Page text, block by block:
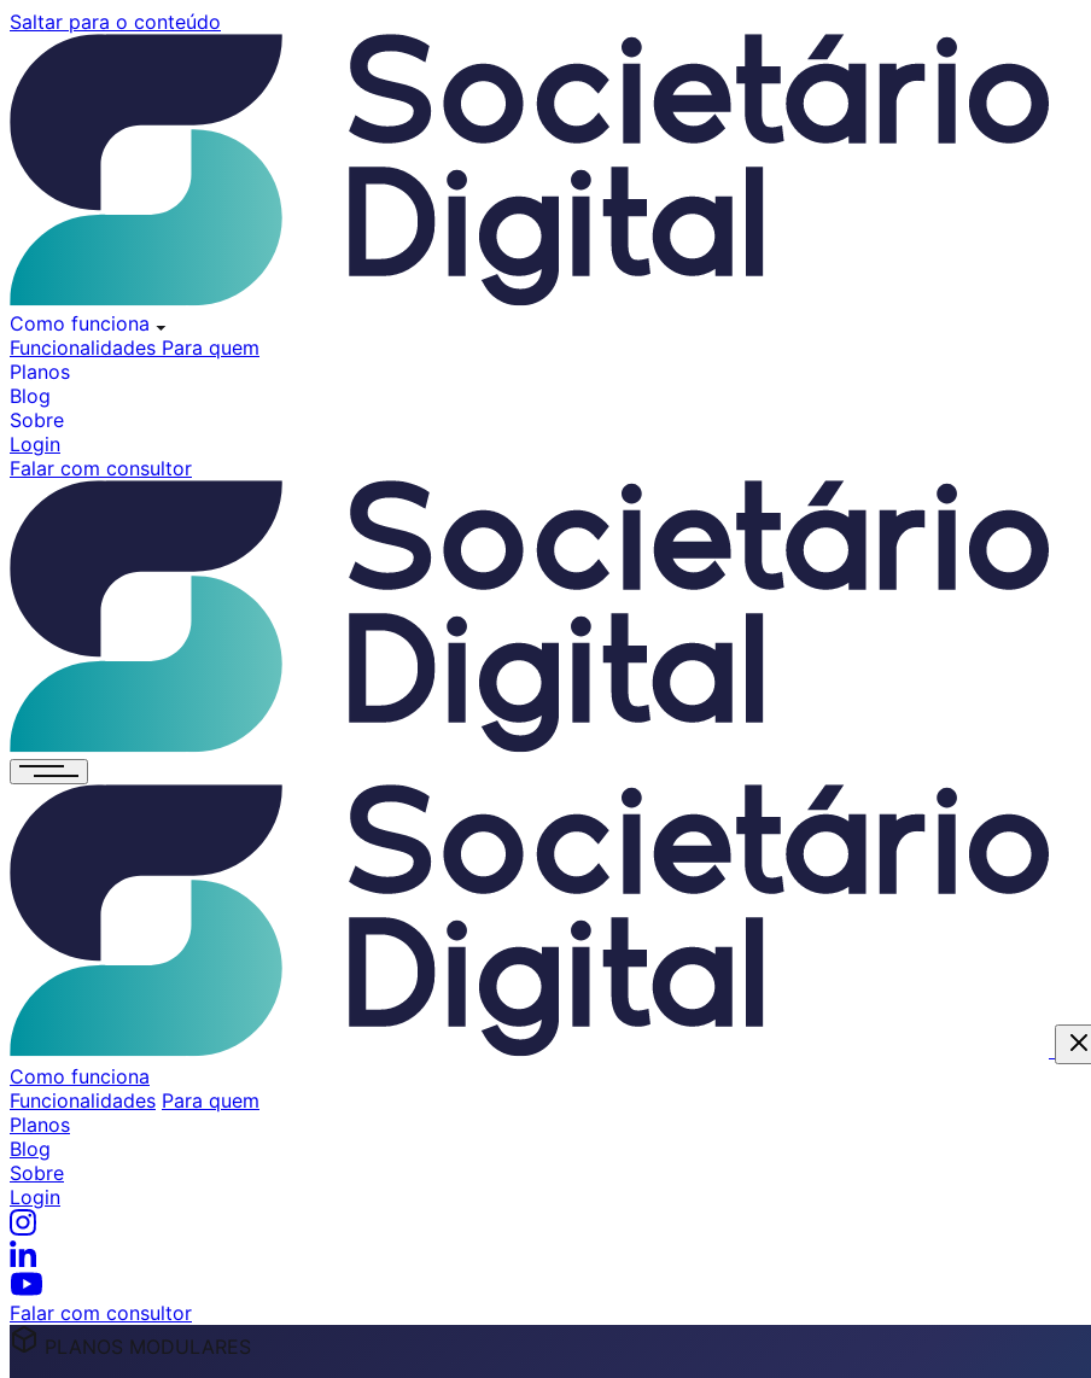
Pular
conteúdo
Saltar para o conteúdo
Como funciona
Funcionalidades Para quem
Planos
Blog
Sobre
Login
Falar com consultor
Como funciona
Funcionalidades Para quem
Planos
Blog
Sobre
Login
Falar com consultor
PLANOS MODULARES